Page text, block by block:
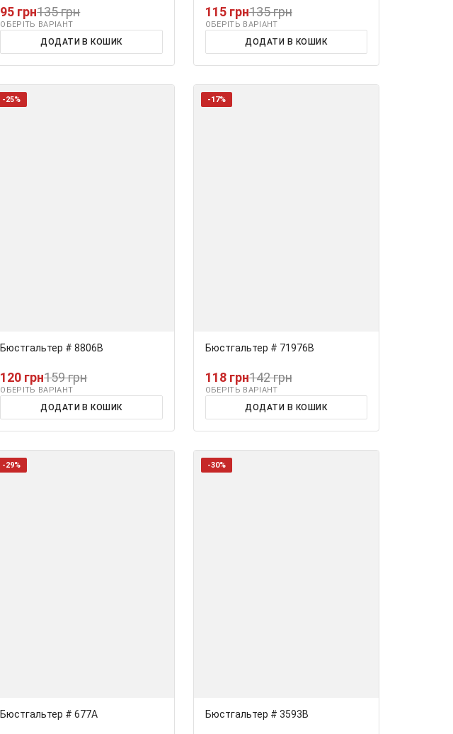
95 грн135 грн
ОБЕРІТЬ ВАРІАНТ
ДОДАТИ В КОШИК
115 грн135 грн
ОБЕРІТЬ ВАРІАНТ
ДОДАТИ В КОШИК
-25%
Бюстгальтер # 8806B
120 грн159 грн
ОБЕРІТЬ ВАРІАНТ
ДОДАТИ В КОШИК
-17%
Бюстгальтер # 71976В
118 грн142 грн
ОБЕРІТЬ ВАРІАНТ
ДОДАТИ В КОШИК
-29%
Бюстгальтер # 677A
-30%
Бюстгальтер # 3593В